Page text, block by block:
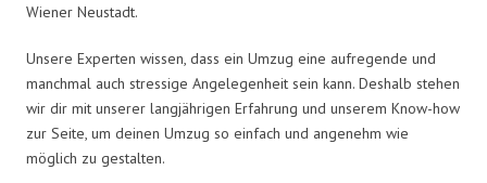
Wiener Neustadt.
Unsere Experten wissen, dass ein Umzug eine aufregende und
manchmal auch stressige Angelegenheit sein kann. Deshalb stehen
wir dir mit unserer langjährigen Erfahrung und unserem Know-how
zur Seite, um deinen Umzug so einfach und angenehm wie
möglich zu gestalten.